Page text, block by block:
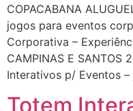
COPACABANA
jogos para eventos
Corporativa –
CAMPINAS E SANTOS
Interativos p/ Eventos
Totem